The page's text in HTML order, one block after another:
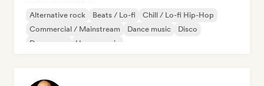
Alternative rock Beats / Lo-fi
Chill / Lo-fi Hip-Hop
Commercial / Mainstream
Dance music
Disco
Dream pop
House music